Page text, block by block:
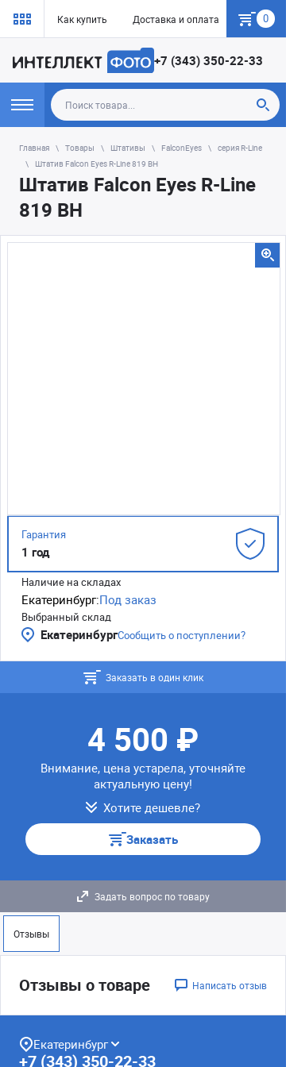
Как купить Доставка и оплата Гарантия
0
+7 (343) 350-22-33
Главная Товары Штативы FalconEyes
серия R-Line
Штатив Falcon Eyes R-Line 819 BH
Штатив Falcon Eyes R-Line
819 BH
Гарантия
1 год
Наличие на складах
Екатеринбург:Под заказ
Выбранный склад
ЕкатеринбургСообщить о поступлении?
Заказать в один клик
4 500 ₽
Внимание, цена устарела, уточняйте
актуальную цену!
Хотите дешевле?
Заказать
Задать вопрос по товару
Отзывы
Отзывы о товаре Написать отзыв
Екатеринбург
+7 (343) 350-22-33